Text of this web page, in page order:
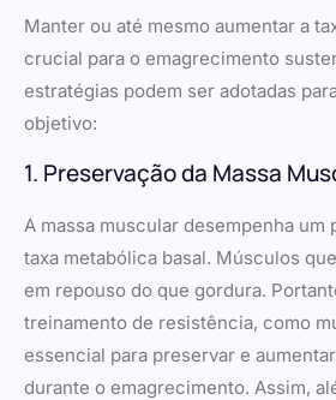
Manter ou até mesmo aumentar a
crucial para o emagrecimento
estratégias podem ser adotadas
objetivo:
1. Preservação da Massa
A massa muscular desempenha um
taxa metabólica basal. Músculos
em repouso do que gordura.
treinamento de resistência, como
essencial para preservar e
durante o emagrecimento. Assim,